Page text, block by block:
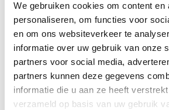
We gebruiken cookies om content en
personaliseren, om functies voor
en om ons websiteverkeer te
informatie over uw gebruik van onze
partners voor social media,
partners kunnen deze gegevens
informatie die u aan ze heeft
verzameld op basis van uw gebruik
komen.De missie van Moonen is:
leveren, zonder de aarde verder
heel veel mogelijk om het anders te
Verpakkingen van hernieuwbare
niet persé duurder te zijn. Wat je
verpakken, deze verpakkingen zijn
Derde generatie aan het roer
60 jaar geleden werd Moonen